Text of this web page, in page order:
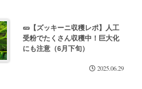
🥒【ズッキーニ収穫レポ】人工
受粉でたくさん収穫中！巨大化
にも注意（6月下旬）
2025.06.29